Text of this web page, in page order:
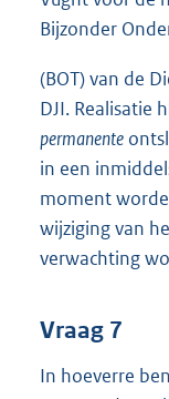
Bijzonder
(BOT) van de
DJI. Realisatie
permanente
in een
moment
wijziging van
verwachting
Vraag 7
In hoeverre